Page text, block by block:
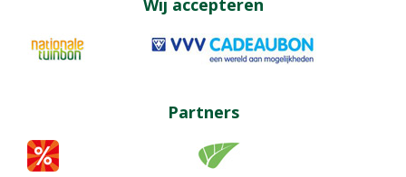
Wij accepteren
Partners